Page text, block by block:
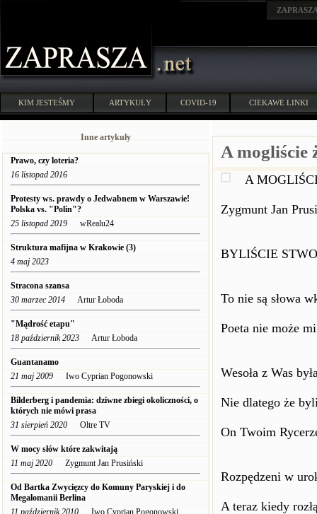
KIM JESTEŚMY ARTYKUŁY COVID-19 CIEKAWE LINKI
Inne artykuły
Prawo, czy loteria?
16 listopad 2016
Protesty ws. prawdy o Jedwabnem w Warszawie!
Polska vs. "Polin"?
25 listopad 2019 wRealu24
Struktura mafijna w Krakowie (3)
4 maj 2023
Stracona szansa
30 marzec 2014 Artur Łoboda
"Mądrość etapu"
18 październik 2023 Artur Łoboda
Guantanamo
21 maj 2009 Iwo Cyprian Pogonowski
Bilderberg i pandemia: dziwne zbiegi okoliczności, o
których nie mówi prasa
31 sierpień 2020 Oltre TV
W mocy słów które zakwitają
11 maj 2020 Zygmunt Jan Prusiński
Od Bartka Zwycięzcy do Komuny Paryskiej i do
Megalomanii Berlina
11 październik 2010 Iwo Cyprian Pogonowski
A mogliście
A
Zygmunt Jan
BYLIŚCIE
To nie są słowa
Poeta nie może
Wesoła z Was
Nie dlatego że
On Twoim
Rozpędzeni w
A teraz kiedy